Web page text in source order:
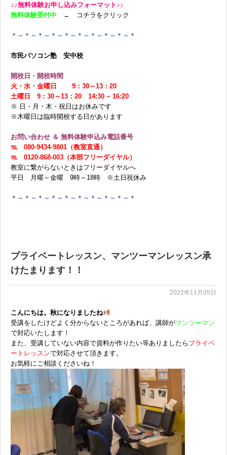
♪♪無料体験お申し込みフォーマット♪♪
無料体験受付中
← コチラをクリック
＊～＊～＊～＊～＊～＊～＊～＊～＊～＊
市民パソコン塾 安中校
開校日・開校時間
火・水・金曜日 9：30～13：20
土曜日 9：30～13：20 14:30 ~ 16:20
※ 日・月・木・祝日はお休みです
※木曜日は臨時開校する日があります
お問い合わせ ＆ 無料体験申込み電話番号
℡ 080-9434-9801（教室直通）
℡ 0120-868-003（本部フリーダイヤル）
教室に繋がらないときはフリーダイヤルへ
平日 月曜～金曜 9時～18時 ※土日祝休み
＊～＊～＊～＊～＊～＊～＊～＊～＊～＊
プライベートレッスン、マンツーマンレッスン承
けたまります！！
2022年11月05日
こんにちは。秋になりましたね
受講をしたけどよく分からないところがあれば、 講師がマンツーマン
で対応いたします！
また、受講していない内容で資料が作りたい等ありましたら プライベ
ートレッスンで対応させて頂きます。
お気軽にご相談くださいね！